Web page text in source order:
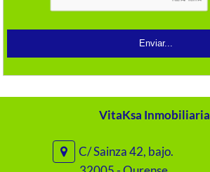
VitaKsa Inmobiliaria
C/ Sainza 42, bajo.